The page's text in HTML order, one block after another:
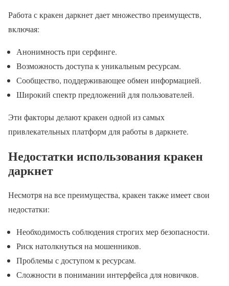
Работа с кракен даркнет дает множество преимуществ,
включая:
Анонимность при серфинге.
Возможность доступа к уникальным ресурсам.
Сообщество, поддерживающее обмен информацией.
Широкий спектр предложений для пользователей.
Эти факторы делают кракен одной из самых
привлекательных платформ для работы в даркнете.
Недостатки использования кракен
даркнет
Несмотря на все преимущества, кракен также имеет свои
недостатки:
Необходимость соблюдения строгих мер безопасности.
Риск натолкнуться на мошенников.
Проблемы с доступом к ресурсам.
Сложности в понимании интерфейса для новичков.